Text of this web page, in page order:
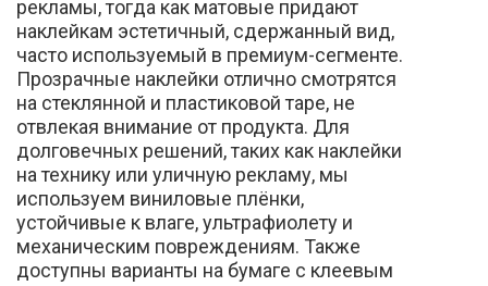
рекламы, тогда как матовые придают
наклейкам эстетичный, сдержанный вид,
часто используемый в премиум-сегменте.
Прозрачные наклейки отлично смотрятся
на стеклянной и пластиковой таре, не
отвлекая внимание от продукта. Для
долговечных решений, таких как наклейки
на технику или уличную рекламу, мы
используем виниловые плёнки,
устойчивые к влаге, ультрафиолету и
механическим повреждениям. Также
доступны варианты на бумаге с клеевым